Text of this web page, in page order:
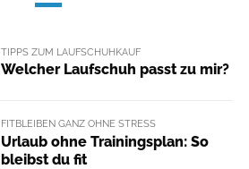
TIPPS ZUM LAUFSCHUHKAUF
Welcher Laufschuh passt zu mir?
FITBLEIBEN GANZ OHNE STRESS
Urlaub ohne Trainingsplan: So
bleibst du fit